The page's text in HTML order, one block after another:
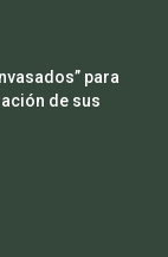
para
de sus